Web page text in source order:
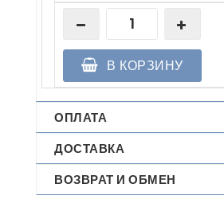
В КОРЗИНУ
ОПЛАТА
ДОСТАВКА
ВОЗВРАТ И ОБМЕН